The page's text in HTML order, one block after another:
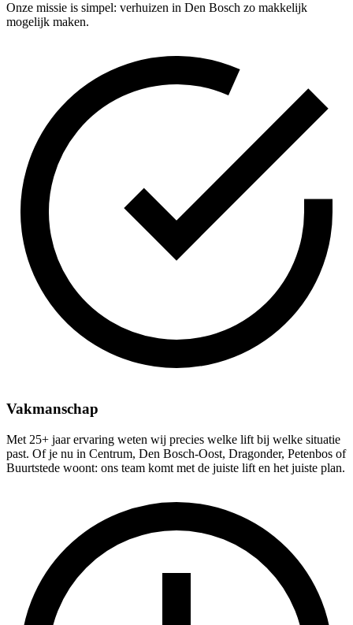
Onze missie is simpel: verhuizen in Den Bosch zo makkelijk
mogelijk maken.
Vakmanschap
Met 25+ jaar ervaring weten wij precies welke lift bij welke situatie
past. Of je nu in Centrum, Den Bosch-Oost, Dragonder, Petenbos of
Buurtstede woont: ons team komt met de juiste lift en het juiste plan.